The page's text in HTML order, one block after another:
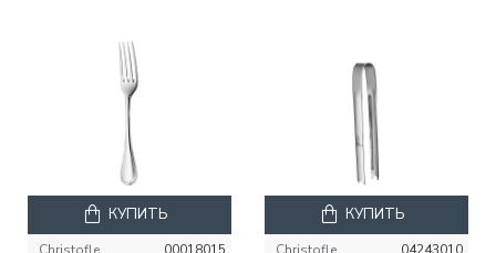
КУПИТЬ КУПИТЬ